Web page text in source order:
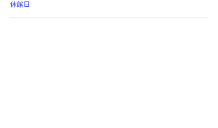
休館日